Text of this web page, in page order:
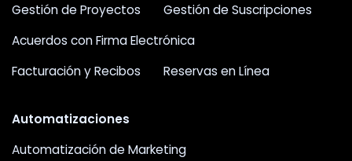
Gestión de Proyectos
Gestión de Suscripciones
Acuerdos con Firma Electrónica
Facturación y Recibos
Reservas en Línea
Automatizaciones
Automatización de Marketing